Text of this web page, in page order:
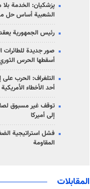
پزشکیان: الخدمة بلا
الشعبية أساس حل
رئيس الجمهورية
صور جديدة للطائرات
أسقطها الحرس
التلغراف: الحرب على
أحد الأخطاء
توقف غير مسبوق
إلى أميركا
فشل استراتيجية
المقاومة
المقابلات